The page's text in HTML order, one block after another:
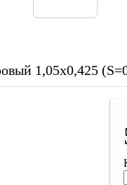
1,05х0,425